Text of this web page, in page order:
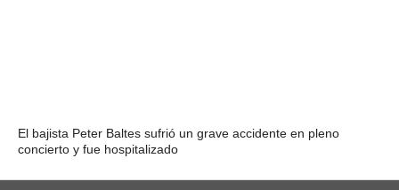
El bajista Peter Baltes sufrió un grave accidente en pleno
concierto y fue hospitalizado